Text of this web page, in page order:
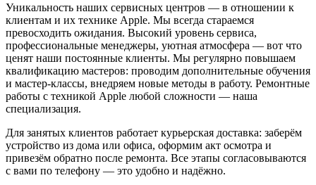
Уникальность наших сервисных центров — в отношении к
клиентам и их технике Apple. Мы всегда стараемся
превосходить ожидания. Высокий уровень сервиса,
профессиональные менеджеры, уютная атмосфера — вот что
ценят наши постоянные клиенты. Мы регулярно повышаем
квалификацию мастеров: проводим дополнительные обучения
и мастер-классы, внедряем новые методы в работу. Ремонтные
работы с техникой Apple любой сложности — наша
специализация.
Для занятых клиентов работает курьерская доставка: заберём
устройство из дома или офиса, оформим акт осмотра и
привезём обратно после ремонта. Все этапы согласовываются
с вами по телефону — это удобно и надёжно.